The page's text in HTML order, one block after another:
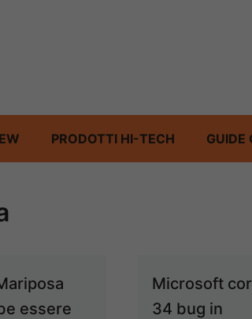
PRODOTTI HI-TECH GUIDE
essere
Microsoft
34 bug in